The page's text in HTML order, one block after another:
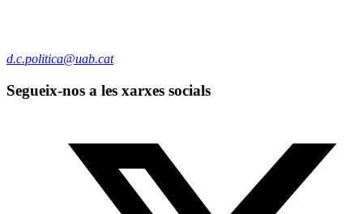
d.c.politica@uab.cat
Segueix-nos a les xarxes socials